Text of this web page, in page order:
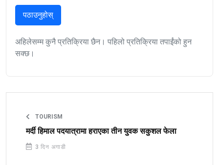
पठाउनुहोस्
अहिलेसम्म कुनै प्रतिक्रिया छैन। पहिलो प्रतिक्रिया तपाईंको हुन
सक्छ।
TOURISM
मर्दी हिमाल पदयात्रामा हराएका तीन युवक सकुशल फेला
3 दिन अगाडी